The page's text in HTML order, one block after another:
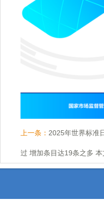
上一条： 2025年世界标准
过 增加条目达19条之多